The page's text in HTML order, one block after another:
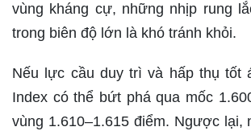
vùng kháng cự, những nhịp rung
trong biên độ lớn là khó tránh khỏi.
Nếu lực cầu duy trì và hấp thụ tốt
Index có thể bứt phá qua mốc
vùng 1.610–1.615 điểm. Ngược lại,